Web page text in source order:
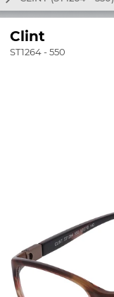
Clint
ST1264 - 550